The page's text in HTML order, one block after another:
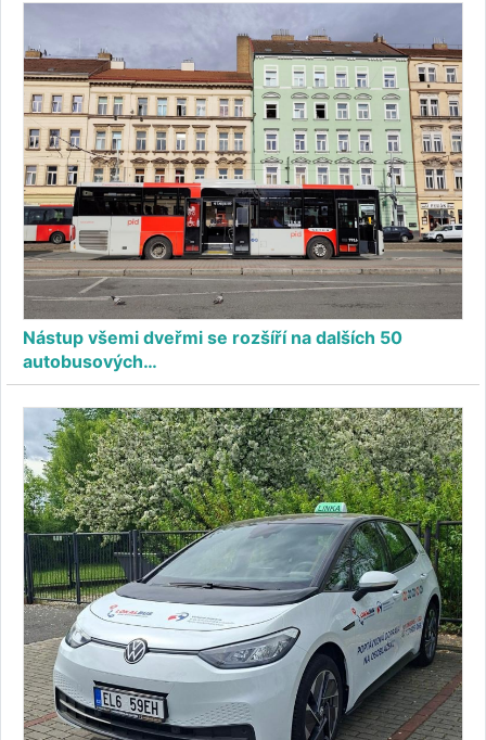
Nástup všemi dveřmi se rozšíří na dalších 50
autobusových…